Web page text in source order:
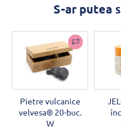
S-ar putea
Pietre vulcanice
velvesa® 20-buc.
W